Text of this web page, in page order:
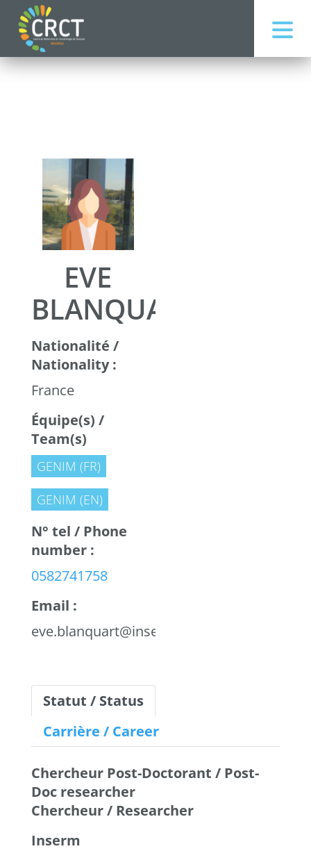
EVE
BLANQUART
Nationalité /
Nationality :
France
Équipe(s) /
Team(s)
GENIM (FR)
GENIM (EN)
N° tel / Phone
number :
0582741758
Email :
eve.blanquart@inserm.fr
Statut / Status
Carrière / Career
Chercheur Post-Doctorant / Post-
Doc researcher
Chercheur / Researcher
Inserm